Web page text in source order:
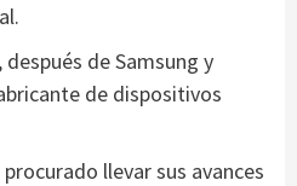
de Samsung y
de dispositivos
llevar sus avances